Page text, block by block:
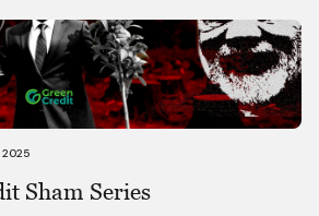
2025
Sham Series